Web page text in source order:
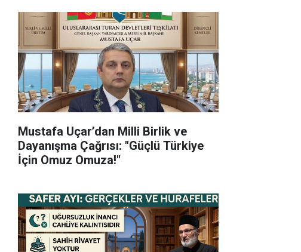
Mustafa Uçar’dan Milli Birlik ve
Dayanışma Çağrısı: "Güçlü Türkiye
İçin Omuz Omuza!"